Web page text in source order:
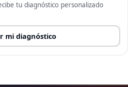
tu diagnóstico personalizado
mi diagnóstico